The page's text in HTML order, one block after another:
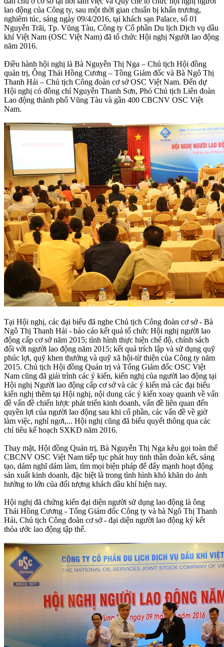
lao động của Công ty, sau một thời gian chuẩn bị khẩn trương,
nghiêm túc, sáng ngày 09/4/2016, tại khách sạn Palace, số 01
Nguyễn Trãi, Tp. Vũng Tàu, Công ty Cổ phần Du lịch Dịch vụ dầu
khí Việt Nam (OSC Việt Nam) đã tổ chức Hội nghị Người lao động
năm 2016.
Điều hành hội nghị là Bà Nguyễn Thị Nga – Chủ tịch Hội đồng
quản trị, Ông Thái Hồng Cương – Tồng Giám đốc và Bà Ngô Thị
Thanh Hải – Chủ tịch Công đoàn cơ sở OSC Việt Nam. Đến dự
Hội nghị có đồng chí Nguyễn Thanh Sơn, Phó Chủ tịch Liên đoàn
Lao động thành phố Vũng Tàu và gần 400 CBCNV OSC Việt
Nam.
Tại Hội nghị, các đại biểu đã nghe Chủ tịch Công đoàn cơ sở - Bà
Ngô Thị Thanh Hải - báo cáo kết quả tổ chức Hội nghị người lao
động cấp cơ sở năm 2015; tình hình thực hiện chế độ, chính sách
đối với người lao động năm 2015; kết quả trích lập và sử dụng quỹ
phúc lợi, quỹ khen thưởng và quỹ xã hội-từ thiện của Công ty năm
2015. Chủ tịch Hội đồng Quản trị và Tổng Giám đốc OSC Việt
Nam cũng đã giải trình các ý kiến, kiến nghị của người lao động tại
Hội nghị Người lao động cấp cơ sở và các ý kiến mà các đại biểu
kiến nghị thêm tại Hội nghị, nội dung các ý kiến xoay quanh về vấn
đề vấn đề chiến lược phát triển kinh doanh, vấn đề liên quan đến
quyền lợi của người lao động sau khi cổ phần, các vấn đề về giờ
làm việc, nghỉ ngơi,... Hội nghị cũng đã biểu quyết thông qua các
chỉ tiêu kế hoạch SXKD năm 2016.
Thay mặt, Hội đồng Quản trị, Bà Nguyễn Thị Nga kêu gọi toàn thể
CBCNV OSC Việt Nam tiếp tục phát huy tinh thần đoàn kết, sáng
tạo, dám nghĩ dám làm, tìm mọi biện pháp để đẩy mạnh hoạt động
sản xuất kinh doanh, đặc biệt là trong tình hình khó khăn do ảnh
hưởng to lớn của đối tượng khách dầu khí hiện nay.
Hội nghị đã chứng kiến đại diện người sử dụng lao động là ông
Thái Hồng Cương - Tổng Giám đốc Công ty và bà Ngô Thị Thanh
Hải, Chủ tịch Công đoàn cơ sở - đại diện người lao động ký kết
thỏa ước lao động tập thể.